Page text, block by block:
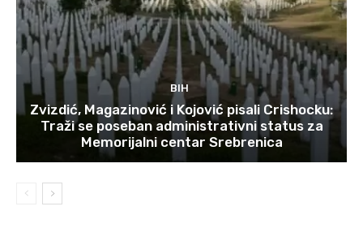
BIH
Zvizdić, Magazinović i Kojović pisali Crishocku:
Traži se poseban administrativni status za
Memorijalni centar Srebrenica